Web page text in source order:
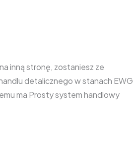
inną stronę, zostaniesz ze
detalicznego w stanach EWG
ma Prosty system handlowy